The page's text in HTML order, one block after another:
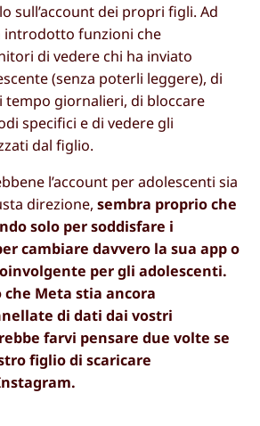
sull’account dei propri figli. Ad
introdotto funzioni che
di vedere chi ha inviato
(senza poterli leggere), di
giornalieri, di bloccare
specifici e di vedere gli
dal figlio.
l’account per adolescenti sia
direzione,sembra proprio che
solo per soddisfare i
cambiare davvero la sua app o
per gli adolescenti.
Meta stia ancora
di dati dai vostri
farvi pensare due volte se
figlio di scaricare